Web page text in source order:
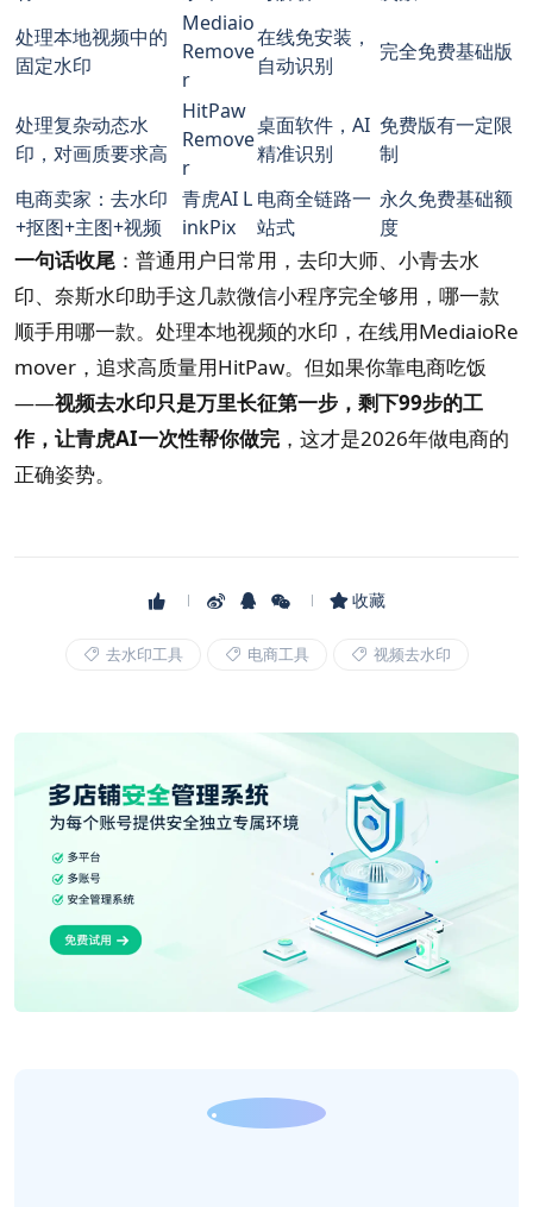
处理本地视频中的
固定水印
Mediaio
Remove
r
在线免安装，
自动识别
完全免费基础版
处理复杂动态水
印，对画质要求高
HitPaw
Remove
r
桌面软件，AI
精准识别
免费版有一定限
制
电商卖家：去水印
+抠图+主图+视频
青虎AI L
inkPix
电商全链路一
站式
永久免费基础额
度
一句话收尾 ：普通用户日常用，去印大师、小青去水
印、奈斯水印助手这几款微信小程序完全够用，哪一款
顺手用哪一款。处理本地视频的水印，在线用MediaioRe
mover，追求高质量用HitPaw。但如果你靠电商吃饭
——视频去水印只是万里长征第一步，剩下99步的工
作，让青虎AI一次性帮你做完 ，这才是2026年做电商的
正确姿势。
收藏
去水印工具 电商工具 视频去水印